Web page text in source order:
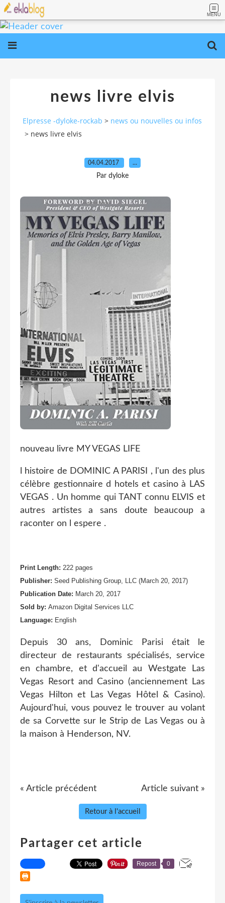
MENU
news livre elvis
Elpresse -dyloke-rockab > news ou nouvelles ou infos
> news livre elvis
04.04.2017 …
Par dyloke
nouveau livre MY VEGAS LIFE
l histoire de DOMINIC A PARISI , l'un des plus
célèbre gestionnaire d hotels et casino à LAS
VEGAS . Un homme qui TANT connu ELVIS et
autres artistes a sans doute beaucoup a
raconter on l espere .
Print Length: 222 pages
Publisher: Seed Publishing Group, LLC (March 20, 2017)
Publication Date: March 20, 2017
Sold by: Amazon Digital Services LLC
Language: English
Depuis 30 ans, Dominic Parisi était le
directeur de restaurants spécialisés, service
en chambre, et d'accueil au Westgate Las
Vegas Resort and Casino (anciennement Las
Vegas Hilton et Las Vegas Hôtel & Casino).
Aujourd'hui, vous pouvez le trouver au volant
de sa Corvette sur le Strip de Las Vegas ou à
la maison à Henderson, NV.
« Article précédent Article suivant »
Retour à l'accueil
Partager cet article
Repost 0